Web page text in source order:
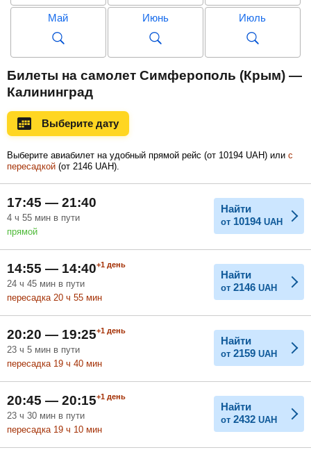
Май Июнь Июль
Сентябрь Октябрь
Ноябрь
Февраль
Май Июль
Билеты на самолет Симферополь (Крым) —
Калининград
Выберите дату
Выберите авиабилет на удобный прямой рейс (от 10194 UAH) или с
пересадкой (от 2146 UAH).
17:45 — 21:40
4 ч 55 мин в пути
прямой
Найти
от 10194 UAH
14:55 — 14:40+1 день
24 ч 45 мин в пути
пересадка 20 ч 55 мин
Найти
от 2146 UAH
20:20 — 19:25+1 день
23 ч 5 мин в пути
пересадка 19 ч 40 мин
Найти
от 2159 UAH
20:45 — 20:15+1 день
23 ч 30 мин в пути
пересадка 19 ч 10 мин
Найти
от 2432 UAH